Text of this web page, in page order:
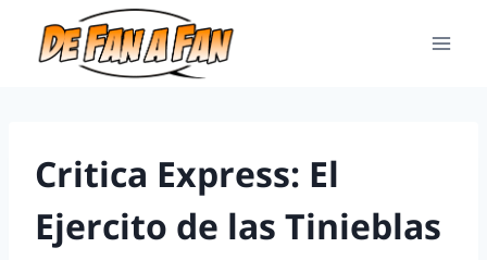
Critica Express: El
Ejercito de las Tinieblas